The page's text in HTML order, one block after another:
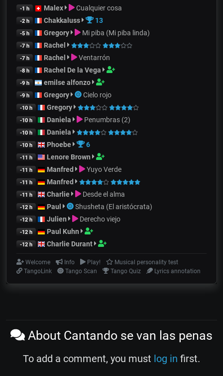
-1 h Malex Cualquier cosa
-2 h Chakkaluss 13
-5 h Gregory Mi piba (Mi piba linda)
-7 h Rachel
-7 h Rachel Ventarrón
-8 h Rachel De la Vega
-9 h emilse alfonzo
-9 h Gregory Cielo rojo
-10 h Gregory
-10 h Daniela Penumbras (2)
-10 h Daniela
-10 h Phoebe 6
-11 h Lenore Brown
-11 h Manfred Yuyo Verde
-11 h Manfred
-11 h Charlie Desde el alma
-12 h Paul Shusheta (El aristócrata)
-12 h Julien Derecho viejo
-12 h Paul Kuhn
-12 h Charlie Durant
Welcome Info Play!
Musical personality test
TangoLink
Tango Scan Tango Quiz Lyrics annotation
About Cantando se van las penas
To add a comment, you must log in first.